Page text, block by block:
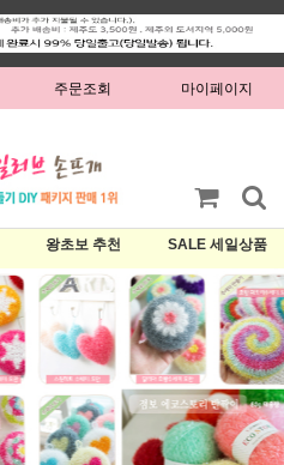
주문조회 마이페이지
왕초보 추천 SALE 세일상품